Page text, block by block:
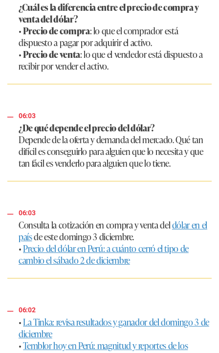
¿Cuál es la diferencia entre el precio de compra y
venta del dólar?
•Precio de compra: lo que el comprador está
dispuesto a pagar por adquirir el activo.
•Precio de venta: lo que el vendedor está dispuesto a
recibir por vender el activo.
06:03
¿De qué depende el precio del dólar?
Depende de la oferta y demanda del mercado. Qué tan
difícil es conseguirlo para alguien que lo necesita y que
tan fácil es venderlo para alguien que lo tiene.
06:03
Consulta la cotización en compra y venta deldólar en el
paísde este domingo 3 diciembre.
•Precio del dólar en Perú: a cuánto cerró el tipo de
cambio el sábado 2 de diciembre
06:02
•La Tinka: revisa resultados y ganador del domingo 3 de
diciembre
•Temblor hoy en Perú: magnitud y reportes de los